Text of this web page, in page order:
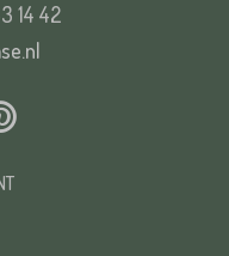
14 42